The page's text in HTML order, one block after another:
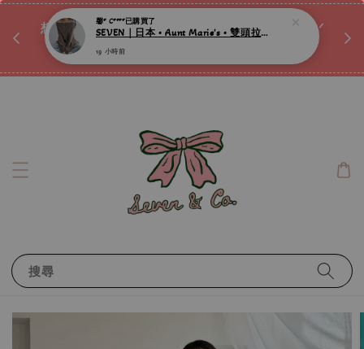
想訂製屬於自己的『水晶手鍊』嗎ꕀ♡ 私訊我們.ᐟ.ᐟ
📣Instagram 這邊按下去
搜尋